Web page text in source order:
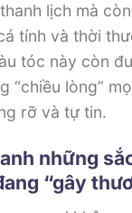
lịch mà
tính và thời
tóc này còn
“chiều lòng”
rỡ và tự tin.
những
“gây